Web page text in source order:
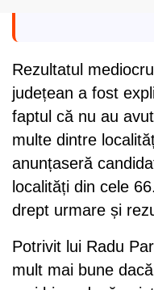
Rezultatul
județean a fost
faptul că nu au
multe dintre
anunțaseră
localități din cele
drept urmare și
Potrivit lui Radu
mult mai bune